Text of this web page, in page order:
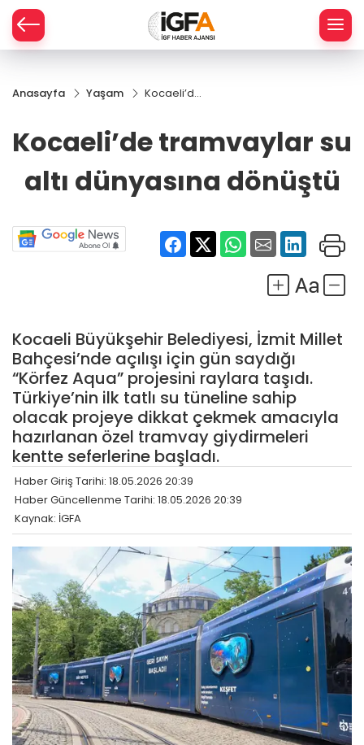
Anasayfa Yaşam
Kocaeli’de
dünyasına
Kocaeli’de tramvaylar su
altı dünyasına dönüştü
Kocaeli Büyükşehir Belediyesi, İzmit Millet
Bahçesi’nde açılışı için gün saydığı
“Körfez Aqua” projesini raylara taşıdı.
Türkiye’nin ilk tatlı su tüneline sahip
olacak projeye dikkat çekmek amacıyla
hazırlanan özel tramvay giydirmeleri
kentte seferlerine başladı.
Haber Giriş Tarihi: 18.05.2026 20:39
Haber Güncellenme Tarihi: 18.05.2026 20:39
Kaynak: İGFA